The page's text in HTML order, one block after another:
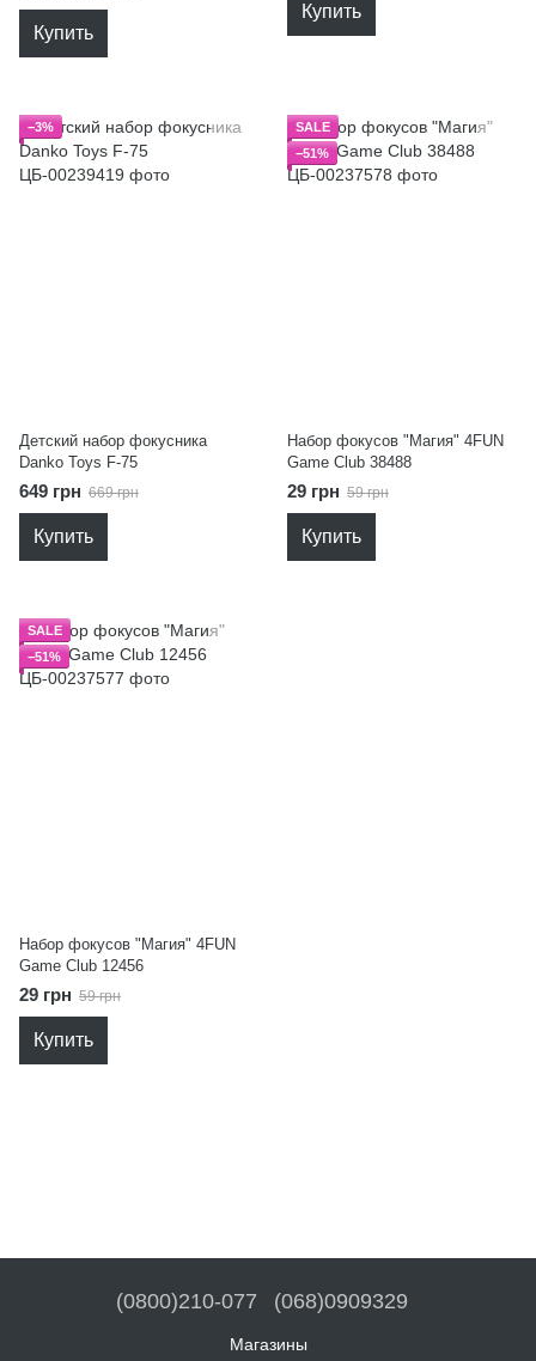
Купить
Купить
−3%
Детский набор фокусника
Danko Toys F-75
649 грн 669 грн
Купить
SALE
−51%
Набор фокусов "Магия" 4FUN
Game Club 38488
29 грн 59 грн
Купить
SALE
−51%
Набор фокусов "Магия" 4FUN
Game Club 12456
29 грн 59 грн
Купить
(0800)210-077 (068)0909329
Магазины